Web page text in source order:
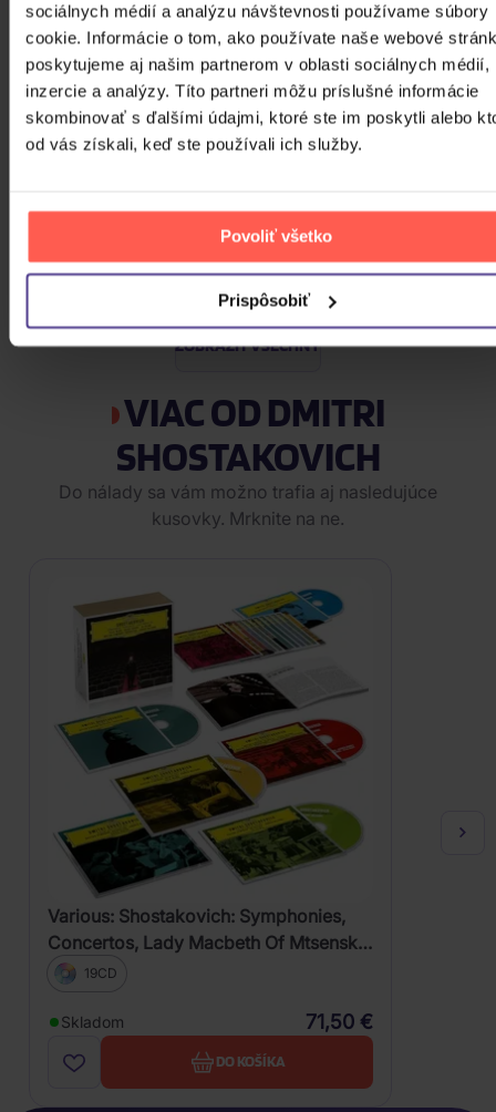
sociálnych médií a analýzu návštevnosti používame súbory
cookie. Informácie o tom, ako používate naše webové
poskytujeme aj našim partnerom v oblasti sociálnych médií,
inzercie a analýzy. Títo partneri môžu príslušné informácie
skombinovať s ďalšími údajmi, ktoré ste im poskytli alebo
od vás získali, keď ste používali ich služby.
Povoliť všetko
Prispôsobiť
Soundtrack: Zimmer Hans: World
of Hans Zimmer - Part II: A New
Dimension
CD
Skladom 13,10 €
vánoční
CD
Skladom 12,20 €
ZOBRAZIT VŠECHNY
VIAC OD DMITRI
SHOSTAKOVICH
Do nálady sa vám možno trafia aj nasledujúce
kusovky. Mrknite na ne.
Various: Shostakovich: Symphonies,
Concertos, Lady Macbeth Of Mtsensk
District
19CD
Skladom 71,50 €
DO KOŠÍKA